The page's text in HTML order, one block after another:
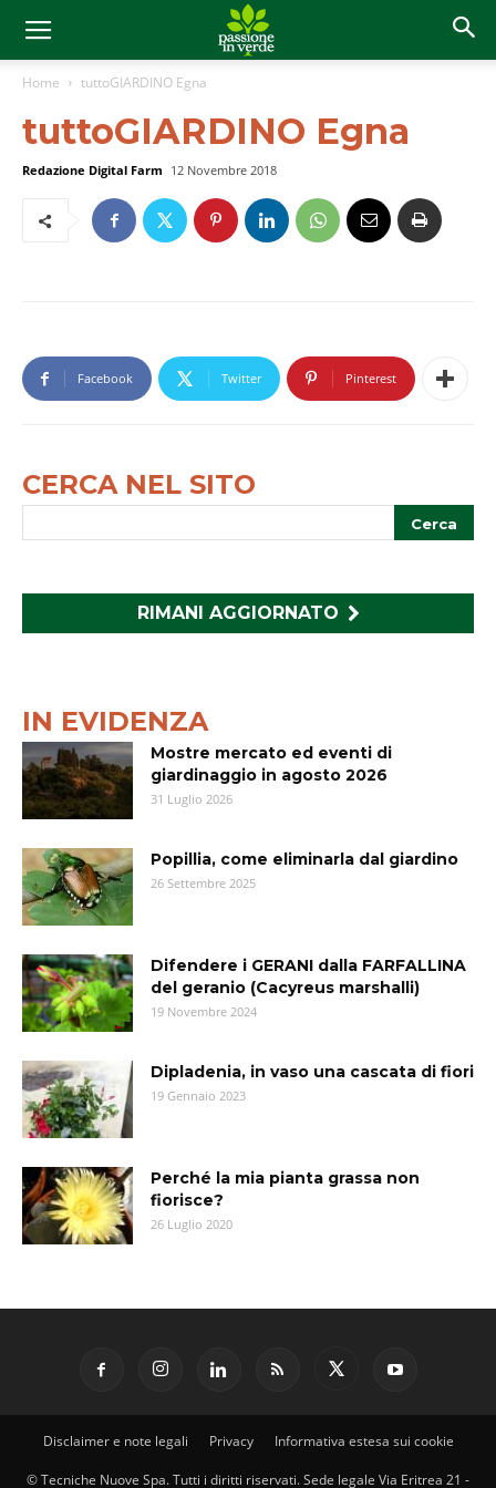
Home tuttoGIARDINO Egna
tuttoGIARDINO Egna
Redazione Digital Farm 12 Novembre 2018
Facebook Twitter Pinterest
CERCA NEL SITO
RIMANI AGGIORNATO
IN EVIDENZA
Mostre mercato ed eventi di
giardinaggio in agosto 2026
31 Luglio 2026
Popillia, come eliminarla dal giardino
26 Settembre 2025
Difendere i GERANI dalla FARFALLINA
del geranio (Cacyreus marshalli)
19 Novembre 2024
Dipladenia, in vaso una cascata di fiori
19 Gennaio 2023
Perché la mia pianta grassa non
fiorisce?
26 Luglio 2020
Disclaimer e note legali Privacy Informativa estesa sui cookie
© Tecniche Nuove Spa. Tutti i diritti riservati. Sede legale Via Eritrea 21 -